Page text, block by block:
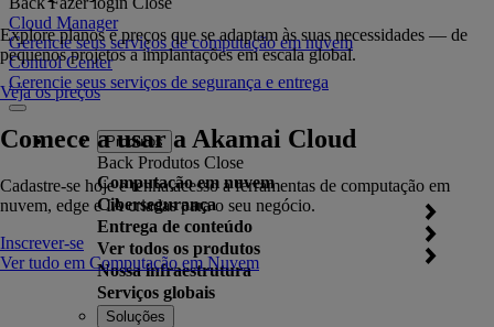
Cloud Manager
Gerencie seus serviços de computação em nuvem
Control Center
Gerencie seus serviços de segurança e entrega
Produtos
Back Produtos Close
Computação em nuvem
Cibersegurança
Entrega de conteúdo
Ver todos os produtos
Nossa infraestrutura
Serviços globais
Explore planos e preços que se adaptam às suas necessidades — de
pequenos projetos a implantações em escala global.
Veja os preços
Comece a usar a Akamai Cloud
Cadastre-se hoje e tenha acesso a ferramentas de computação em
nuvem, edge e IA criadas para o seu negócio.
Inscrever-se
Ver tudo em Computação em Nuvem
Soluções